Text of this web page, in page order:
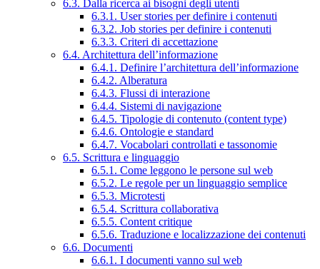
6.3. Dalla ricerca ai bisogni degli utenti
6.3.1. User stories per definire i contenuti
6.3.2. Job stories per definire i contenuti
6.3.3. Criteri di accettazione
6.4. Architettura dell’informazione
6.4.1. Definire l’architettura dell’informazione
6.4.2. Alberatura
6.4.3. Flussi di interazione
6.4.4. Sistemi di navigazione
6.4.5. Tipologie di contenuto (content type)
6.4.6. Ontologie e standard
6.4.7. Vocabolari controllati e tassonomie
6.5. Scrittura e linguaggio
6.5.1. Come leggono le persone sul web
6.5.2. Le regole per un linguaggio semplice
6.5.3. Microtesti
6.5.4. Scrittura collaborativa
6.5.5. Content critique
6.5.6. Traduzione e localizzazione dei contenuti
6.6. Documenti
6.6.1. I documenti vanno sul web